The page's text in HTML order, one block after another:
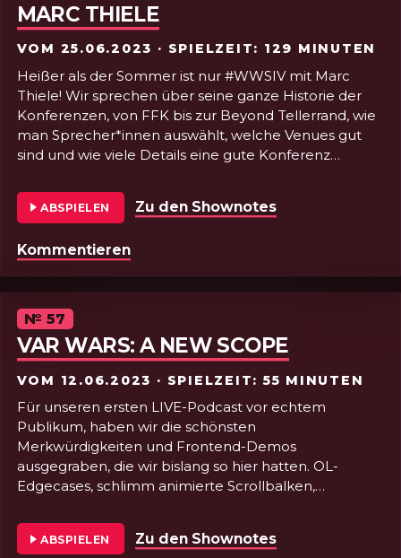
MARC THIELE
VOM 25.06.2023 · SPIELZEIT: 129 MINUTEN
Heißer als der Sommer ist nur #WWSIV mit Marc
Thiele! Wir sprechen über seine ganze Historie der
Konferenzen, von FFK bis zur Beyond Tellerrand, wie
man Sprecher*innen auswählt, welche Venues gut
sind und wie viele Details eine gute Konferenz
Empfehlungen, das prefers-contrast Media-Query
und ein geiles Teil. Das alles in nur zwei Stunden. Hot!
ABSPIELEN Zu den Shownotes
Folge 58 - Konferenzorganisation mit Marc Thiele
Kommentieren
Episode
№57
VAR WARS: A NEW SCOPE
VOM 12.06.2023 · SPIELZEIT: 55 MINUTEN
Für unseren ersten LIVE-Podcast vor echtem
Publikum, haben wir die schönsten
Merkwürdigkeiten und Frontend-Demos
ausgegraben, die wir bislang so hier hatten. OL-
Edgecases, schlimm animierte Scrollbalken,
nebst obligatorischem Gelaber in die knappe Stunde
passte, die wir zur Verfügung hatten. Wers visueller
ABSPIELEN Zu den Shownotes